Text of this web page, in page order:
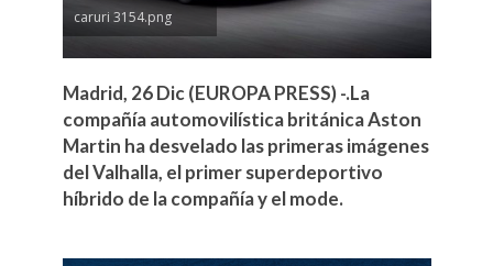
caruri 3154.png
Madrid, 26 Dic (EUROPA PRESS) -.La
compañía automovilística británica Aston
Martin ha desvelado las primeras imágenes
del Valhalla, el primer superdeportivo
híbrido de la compañía y el mode.